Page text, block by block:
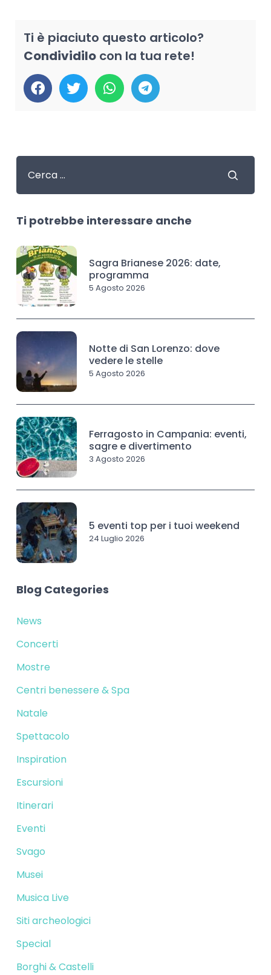
Ti è piaciuto questo articolo?
Condividilocon la tua rete!
Ti potrebbe interessare anche
Sagra Brianese 2026: date,
programma
5 Agosto 2026
Notte di San Lorenzo: dove
vedere le stelle
5 Agosto 2026
Ferragosto in Campania: eventi,
sagre e divertimento
3 Agosto 2026
5 eventi top per i tuoi weekend
24 Luglio 2026
Blog Categories
News
Concerti
Mostre
Centri benessere & Spa
Natale
Spettacolo
Inspiration
Escursioni
Itinerari
Eventi
Svago
Musei
Musica Live
Siti archeologici
Special
Borghi & Castelli